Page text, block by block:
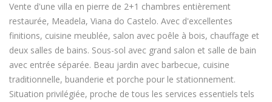
Vente d'une villa en pierre de 2+1 chambres entièrement
restaurée, Meadela, Viana do Castelo. Avec d'excellentes
finitions, cuisine meublée, salon avec poêle à bois, chauffage et
deux salles de bains. Sous-sol avec grand salon et salle de bain
avec entrée séparée. Beau jardin avec barbecue, cuisine
traditionnelle, buanderie et porche pour le stationnement.
Situation privilégiée, proche de tous les services essentiels tels